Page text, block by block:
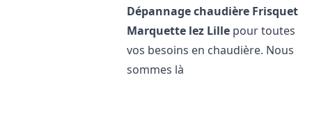
Dépannage chaudière Frisquet
Marquette lez Lille pour toutes
vos besoins en chaudière. Nous
sommes là